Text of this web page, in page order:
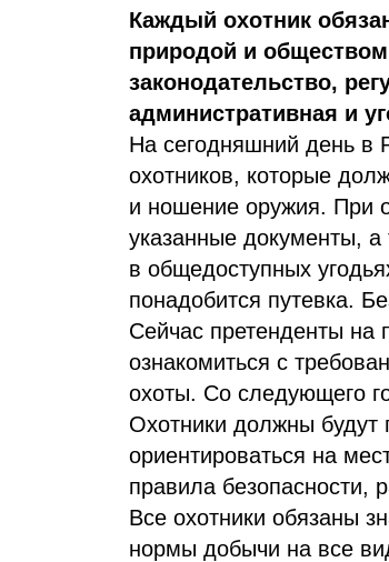
Каждый охотник
природой и
законодательство,
административная и
На сегодняшний день в
охотников, которые
и ношение оружия. При
указанные документы, а
в общедоступных
понадобится путевка.
Сейчас претенденты на
ознакомиться с
охоты. Со следующего
Охотники должны будут
ориентироваться на
правила безопасности,
Все охотники обязаны
нормы добычи на все